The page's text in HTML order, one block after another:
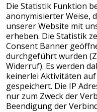
Die Statistik Funktion
anonymisierter Weise,
unserer Website mit
erheben. Die Statistik
Consent Banner
durchgeführt wurden
Widerruf). Es werden
keinerlei Aktivitäten
gespeichert. Die IP
nur zum Zweck der
Beendigung der